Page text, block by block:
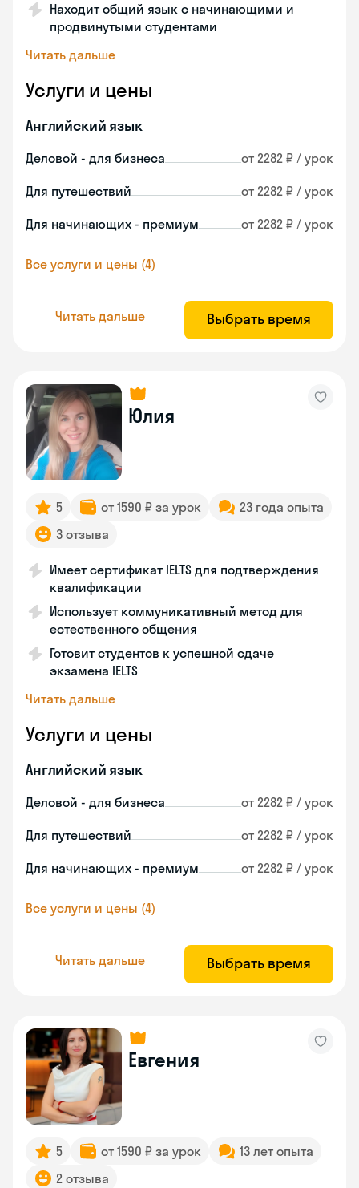
Находит общий язык с начинающими и
продвинутыми студентами
Читать дальше
Услуги и цены
Английский язык
Деловой - для бизнеса от 2282 ₽ / урок
Для путешествий от 2282 ₽ / урок
Для начинающих - премиум от 2282 ₽ / урок
Все услуги и цены (4)
Читать дальше Выбрать время
Юлия
5 от 1590 ₽ за урок
23 года опыта
3 отзыва
Имеет сертификат IELTS для подтверждения
квалификации
Использует коммуникативный метод для
естественного общения
Готовит студентов к успешной сдаче
экзамена IELTS
Читать дальше
Услуги и цены
Английский язык
Деловой - для бизнеса от 2282 ₽ / урок
Для путешествий от 2282 ₽ / урок
Для начинающих - премиум от 2282 ₽ / урок
Все услуги и цены (4)
Читать дальше Выбрать время
Евгения
5 от 1590 ₽ за урок
13 лет опыта
2 отзыва